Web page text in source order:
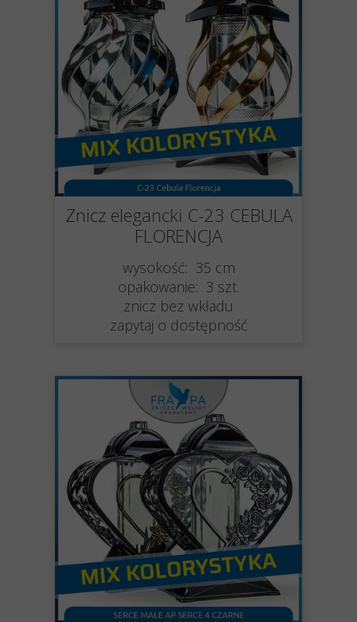
Znicz elegancki C-23 CEBULA
FLORENCJA
wysokość: 35 cm
opakowanie: 3 szt.
znicz bez wkładu
zapytaj o dostępność